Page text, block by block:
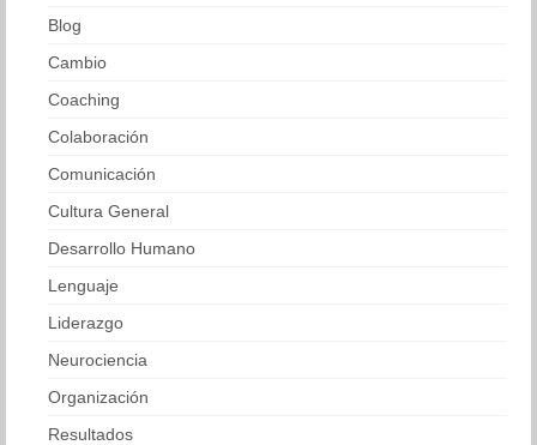
Blog
Cambio
Coaching
Colaboración
Comunicación
Cultura General
Desarrollo Humano
Lenguaje
Liderazgo
Neurociencia
Organización
Resultados